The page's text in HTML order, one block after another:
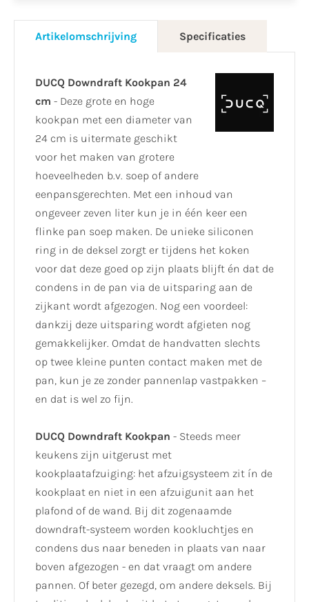
Artikelomschrijving Specificaties
DUCQ Downdraft Kookpan 24
cm - Deze grote en hoge
kookpan met een diameter van
24 cm is uitermate geschikt
voor het maken van grotere
hoeveelheden b.v. soep of andere
eenpansgerechten. Met een inhoud van
ongeveer zeven liter kun je in één keer een
flinke pan soep maken. De unieke siliconen
ring in de deksel zorgt er tijdens het koken
voor dat deze goed op zijn plaats blijft én dat de
condens in de pan via de uitsparing aan de
zijkant wordt afgezogen. Nog een voordeel:
dankzij deze uitsparing wordt afgieten nog
gemakkelijker. Omdat de handvatten slechts
op twee kleine punten contact maken met de
pan, kun je ze zonder pannenlap vastpakken –
en dat is wel zo fijn.
DUCQ Downdraft Kookpan - Steeds meer
keukens zijn uitgerust met
kookplaatafzuiging: het afzuigsysteem zit ín de
kookplaat en niet in een afzuigunit aan het
plafond of de wand. Bij dit zogenaamde
downdraft-systeem worden kookluchtjes en
condens dus naar beneden in plaats van naar
boven afgezogen - en dat vraagt om andere
pannen. Of beter gezegd, om andere deksels. Bij